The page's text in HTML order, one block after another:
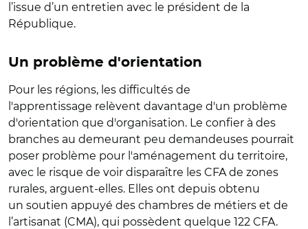
l’issue d’un entretien avec le président de la
République.
Un problème d'orientation
Pour les régions, les difficultés de
l'apprentissage relèvent davantage d'un problème
d'orientation que d'organisation. Le confier à des
branches au demeurant peu demandeuses pourrait
poser problème pour l'aménagement du territoire,
avec le risque de voir disparaître les CFA de zones
rurales, arguent-elles. Elles ont depuis obtenu
un soutien appuyé des chambres de métiers et de
l’artisanat (CMA), qui possèdent quelque 122 CFA.